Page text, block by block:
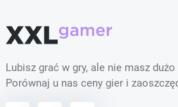
Lubisz grać w gry, ale nie masz
Porównaj u nas ceny gier i